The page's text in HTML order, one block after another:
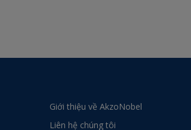
Giới thiệu về AkzoNobel
Liên hệ chúng tôi